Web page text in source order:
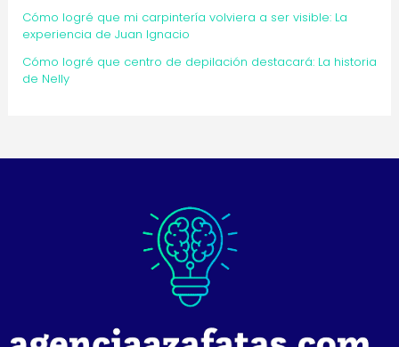
Cómo logré que mi carpintería volviera a ser visible: La
experiencia de Juan Ignacio
Cómo logré que centro de depilación destacará: La historia
de Nelly